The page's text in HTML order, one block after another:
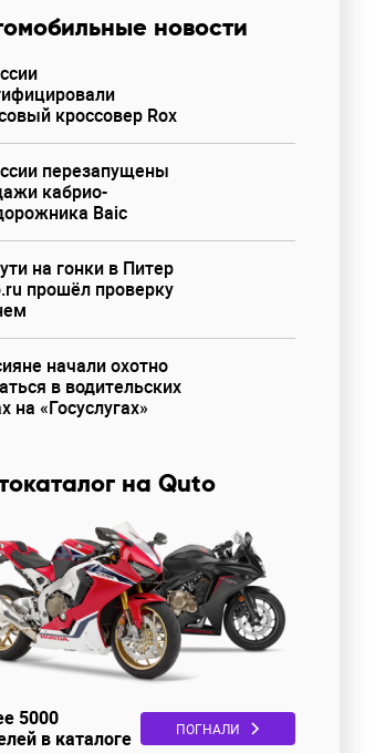
новости
кроссовер Rox
перезапущены
кабрио-
Baic
на гонки в Питер
прошёл проверку
начали охотно
в водительских
на «Госуслугах»
на Quto
5000
в каталоге
ПОГНАЛИ